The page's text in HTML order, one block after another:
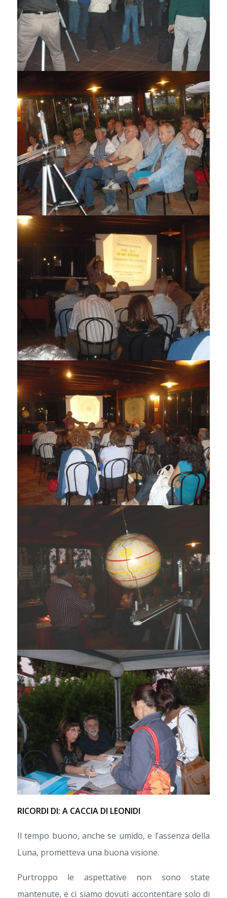
RICORDI DI: A CACCIA DI LEONIDI
Il tempo buono, anche se umido, e l’assenza della
Luna, prometteva una buona visione.
Purtroppo le aspettative non sono state
mantenute, e ci siamo dovuti accontentare solo di